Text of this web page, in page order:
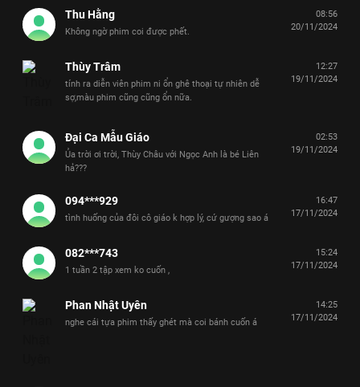
Thu Hằng
Không ngờ phim coi được phết.
08:56
20/11/2024
Thùy Trâm
tính ra diễn viên phim ni ổn ghê thoại tự nhiên dễ
sợ,màu phim cũng cũng ổn nữa.
12:27
19/11/2024
Đại Ca Mẫu Giáo
Ủa trời ơi trời, Thùy Châu với Ngọc Anh là bé Liên
hả???
02:53
19/11/2024
094***929
tình huống của đôi cô giáo k hợp lý, cứ gượng sao á
16:47
17/11/2024
082***743
1 tuần 2 tập xem ko cuốn ,
15:24
17/11/2024
Phan Nhật Uyên
nghe cái tựa phim thấy ghét mà coi bánh cuốn á
14:25
17/11/2024